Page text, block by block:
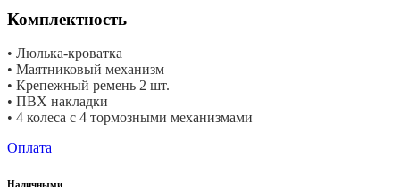
Комплектность
• Люлька-кроватка
• Маятниковый механизм
• Крепежный ремень 2 шт.
• ПВХ накладки
• 4 колеса с 4 тормозными механизмами
Оплата
Наличными